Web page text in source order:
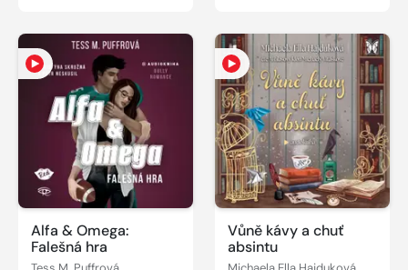
Alfa & Omega:
Falešná hra
Vůně kávy a chuť
absintu